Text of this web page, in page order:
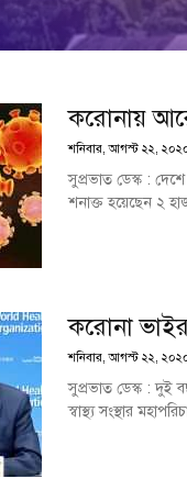
করোনায়
শনিবার, আগস্ট ২২,
সুপ্রভাত ডেস্ক :
শনাক্ত হয়েছেন ২
করোনা
শনিবার, আগস্ট ২২,
সুপ্রভাত ডেস্ক : দুই
স্বাস্থ্য সংস্থার